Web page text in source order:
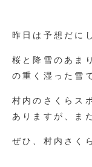
昨日は予想だに
桜と降雪のあま
の重く湿った雪
村内のさくらス
ありますが、ま
ぜひ、村内さく